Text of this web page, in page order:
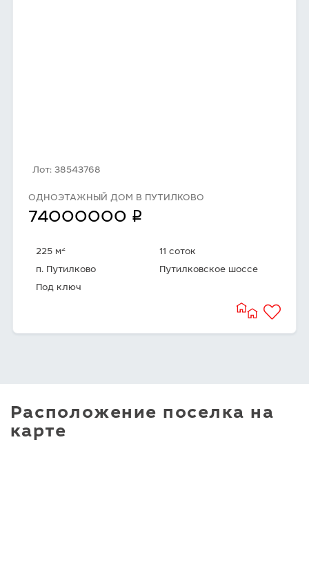
Лот: 38543768
ОДНОЭТАЖНЫЙ ДОМ В ПУТИЛКОВО
74000000 q
225 м2
11 соток
п. Путилково
Путилковское шоссе
Под ключ
Расположение поселка на
карте